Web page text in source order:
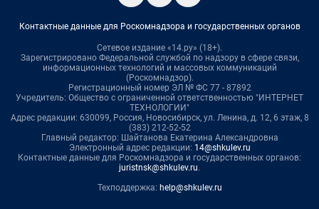
Контактные данные для Роскомнадзора и государственных органов
Сетевое издание «14.ру» (18+).
Зарегистрировано Федеральной службой по надзору в сфере связи,
информационных технологий и массовых коммуникаций
(Роскомнадзор).
Регистрационный номер ЭЛ № ФС 77 - 87892
Учредитель: Общество с ограниченной ответственностью "ИНТЕРНЕТ
ТЕХНОЛОГИИ"
Адрес редакции: 630099, Россия, Новосибирск, ул. Ленина, д. 12, 6 этаж, 8
(383) 212-52-52
Главный редактор: Шайтанова Екатерина Александровна
Электронный адрес редакции: 14@shkulev.ru
Контактные данные для Роскомнадзора и государственных органов:
juristnsk@shkulev.ru.
Техподдержка: help@shkulev.ru